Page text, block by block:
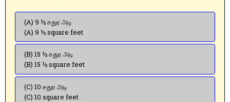
(A) 9 ½ சதுர அடி
(A) 9 ½ square feet
(B) 15 ½ சதுர அடி
(B) 15 ½ square feet
(C) 10 சதுர அடி
(C) 10 square feet